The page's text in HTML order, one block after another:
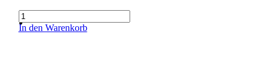
Fettlöser
Menge
In den Warenkorb